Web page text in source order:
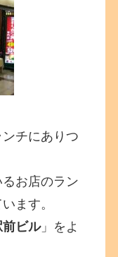
チにありつ
お店のラン
ます。
前ビル」をよ